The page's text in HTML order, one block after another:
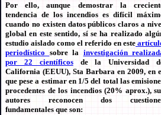
Por ello, aunque demostrar la
tendencia de los incendios es difícil
cuando no existen datos públicos claros a
global en este sentido, sí se ha realizado
estudio aislado como el referido en este
periodístico sobre la investigación
por 22 científicosde la Universidad
California (EEUU), Sta Barbara en 2009, en
que pese a estimar en 1/5 del total las
procedentes de los incendios (20% aprox.),
autores reconocen dos
fundamentales que son: